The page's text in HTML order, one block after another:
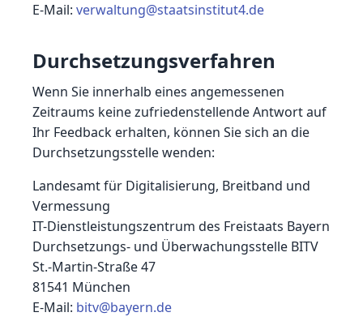
E-Mail: verwaltung@staatsinstitut4.de
Durchsetzungsverfahren
Wenn Sie innerhalb eines angemessenen
Zeitraums keine zufriedenstellende Antwort auf
Ihr Feedback erhalten, können Sie sich an die
Durchsetzungsstelle wenden:
Landesamt für Digitalisierung, Breitband und
Vermessung
IT-Dienstleistungszentrum des Freistaats Bayern
Durchsetzungs- und Überwachungsstelle BITV
St.-Martin-Straße 47
81541 München
E-Mail: bitv@bayern.de